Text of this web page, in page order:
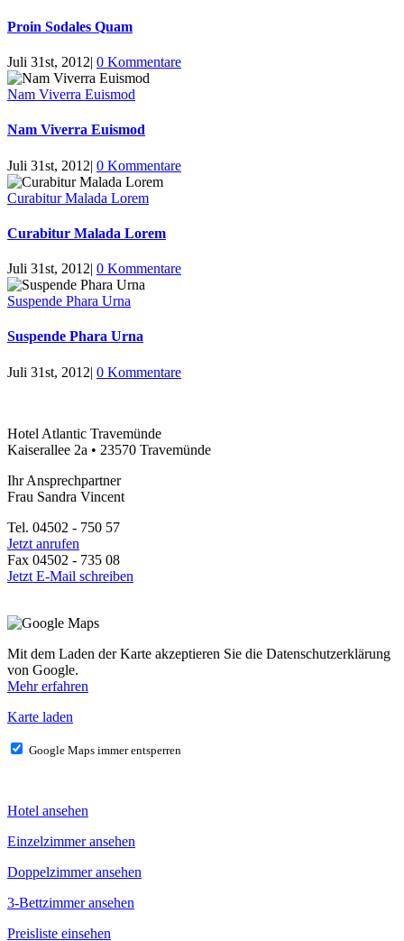
Proin Sodales Quam
Juli 31st, 2012| 0 Kommentare
Nam Viverra Euismod
Nam Viverra Euismod
Juli 31st, 2012| 0 Kommentare
Curabitur Malada Lorem
Curabitur Malada Lorem
Juli 31st, 2012| 0 Kommentare
Suspende Phara Urna
Suspende Phara Urna
Juli 31st, 2012| 0 Kommentare
Hotel Atlantic Travemünde
Kaiserallee 2a • 23570 Travemünde
Ihr Ansprechpartner
Frau Sandra Vincent
Tel. 04502 - 750 57
Jetzt anrufen
Fax 04502 - 735 08
Jetzt E-Mail schreiben
Mit dem Laden der Karte akzeptieren Sie die Datenschutzerklärung
von Google.
Mehr erfahren
Karte laden
Google Maps immer entsperren
Hotel ansehen
Einzelzimmer ansehen
Doppelzimmer ansehen
3-Bettzimmer ansehen
Preisliste einsehen